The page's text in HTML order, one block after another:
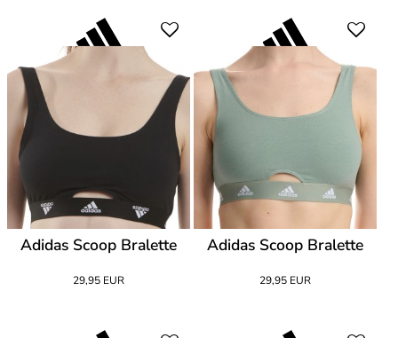
Adidas Scoop Bralette
29,95 EUR
Adidas Scoop Bralette
29,95 EUR